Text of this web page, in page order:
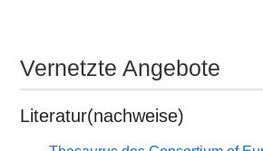
Vernetzte Angebote
Literatur(nachweise)